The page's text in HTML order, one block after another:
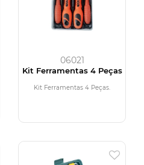
06021
Kit Ferramentas 4 Peças
Kit Ferramentas 4 Peças.